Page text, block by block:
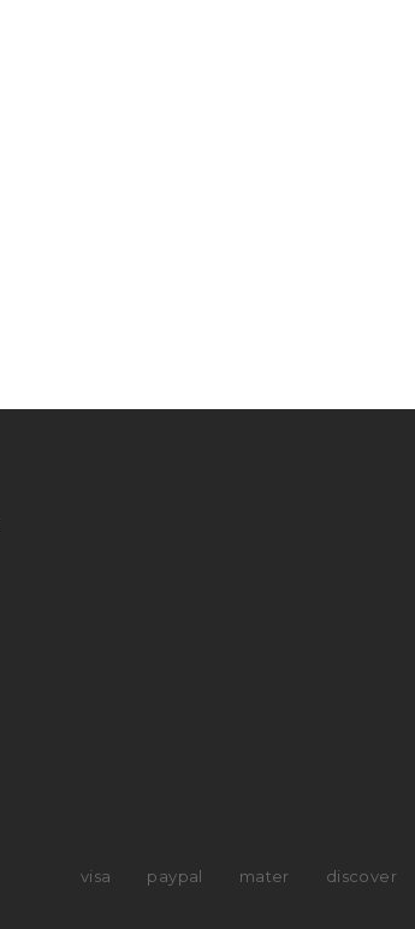
visa paypal mater discover